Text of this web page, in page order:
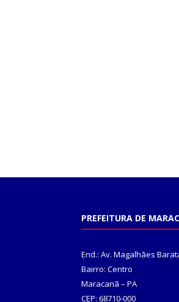
PREFEITURA DE
End.: Av. Magalhães
Bairro: Centro
Maracanã – PA
CEP: 68710-000